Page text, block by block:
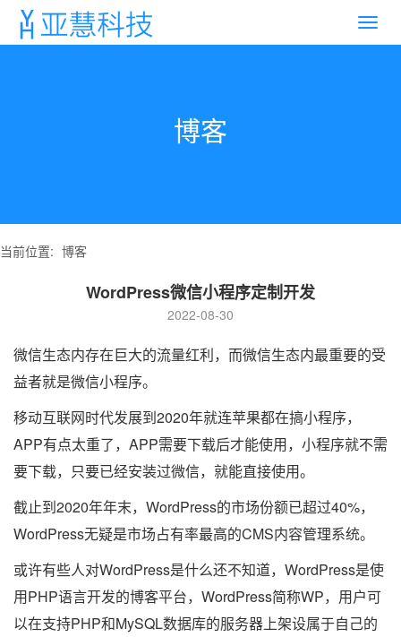
博客
当前位置: 博客
WordPress微信小程序定制开发
2022-08-30
微信生态内存在巨大的流量红利，而微信生态内最重要的受
益者就是微信小程序。
移动互联网时代发展到2020年就连苹果都在搞小程序，
APP有点太重了，APP需要下载后才能使用，小程序就不需
要下载，只要已经安装过微信，就能直接使用。
截止到2020年年末，WordPress的市场份额已超过40%，
WordPress无疑是市场占有率最高的CMS内容管理系统。
或许有些人对WordPress是什么还不知道，WordPress是使
用PHP语言开发的博客平台，WordPress简称WP，用户可
以在支持PHP和MySQL数据库的服务器上架设属于自己的